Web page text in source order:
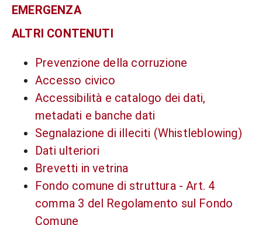
EMERGENZA
ALTRI CONTENUTI
Prevenzione della corruzione
Accesso civico
Accessibilità e catalogo dei dati,
metadati e banche dati
Segnalazione di illeciti (Whistleblowing)
Dati ulteriori
Brevetti in vetrina
Fondo comune di struttura - Art. 4
comma 3 del Regolamento sul Fondo
Comune